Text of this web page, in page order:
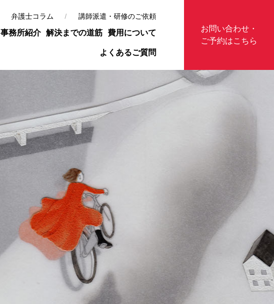
弁護士コラム 講師派遣・研修のご依頼
事務所紹介 解決までの道筋 費用について
よくあるご質問
お問い合わせ・
ご予約はこちら